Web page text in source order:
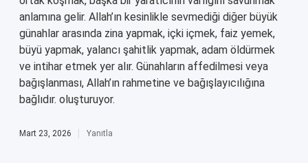
anlamına gelir. Allah’ın kesinlikle sevmediği diğer büyük
günahlar arasında zina yapmak, içki içmek, faiz yemek,
büyü yapmak, yalancı şahitlik yapmak, adam öldürmek
ve intihar etmek yer alır. Günahların affedilmesi veya
bağışlanması, Allah’ın rahmetine ve bağışlayıcılığına
bağlıdır. oluşturuyor.
Mart 23, 2026 Yanıtla